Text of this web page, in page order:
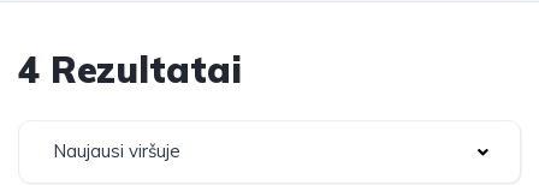
4 Rezultatai
Naujausi viršuje